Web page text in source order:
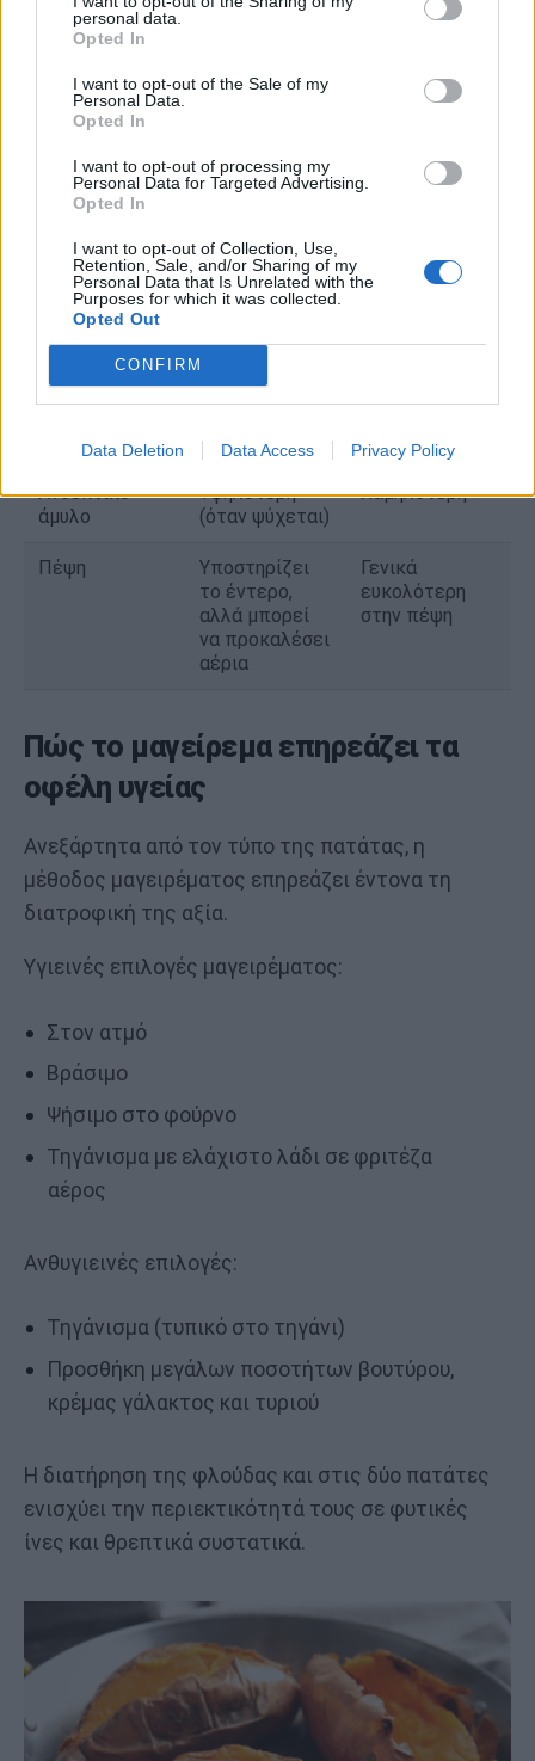
personal data.
Opted In
I want to opt-out of the Sale of my
Personal Data.
Opted In
I want to opt-out of processing my
Personal Data for Targeted Advertising.
Opted In
I want to opt-out of Collection, Use,
Retention, Sale, and/or Sharing of my
Personal Data that Is Unrelated with the
Purposes for which it was collected.
Opted Out
CONFIRM
Data Deletion Data Access Privacy Policy
Θερμίδες
Απώλεια
πιο σταθερή
ενέργεια
Βιταμίνη Α Ελάχιστη
υψηλή (πλούσια
σε βήτα-
Φυτικές ίνες Μέτρια
επίδραση
υψηλή
(με τη φλούδα)
Ανθεκτικό
άμυλο
Υψηλότερη
(όταν ψύχεται)
Χαμηλότερη
Πέψη
Υποστηρίζει
το έντερο,
αλλά μπορεί
να προκαλέσει
αέρια
Γενικά
ευκολότερη
στην πέψη
Πώς το μαγείρεμα επηρεάζει τα
οφέλη υγείας
Ανεξάρτητα από τον τύπο της πατάτας, η
μέθοδος μαγειρέματος επηρεάζει έντονα τη
διατροφική της αξία.
Υγιεινές επιλογές μαγειρέματος:
Στον ατμό
Βράσιμο
Ψήσιμο στο φούρνο
Τηγάνισμα με ελάχιστο λάδι σε φριτέζα
αέρος
Ανθυγιεινές επιλογές:
Τηγάνισμα (τυπικό στο τηγάνι)
Προσθήκη μεγάλων ποσοτήτων βουτύρου,
κρέμας γάλακτος και τυριού
Η διατήρηση της φλούδας και στις δύο πατάτες
ενισχύει την περιεκτικότητά τους σε φυτικές
ίνες και θρεπτικά συστατικά.